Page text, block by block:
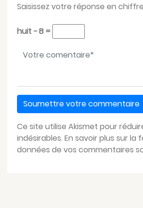
Saisissez votre réponse en
huit − 8 =
Votre message*
Ce site utilise Akismet pour
indésirables. En savoir plus sur la
données de vos commentaires